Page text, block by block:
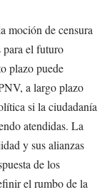
moción de censura
para el futuro
plazo puede
a largo plazo
si la ciudadanía
atendidas. La
y sus alianzas
de los
el rumbo de la